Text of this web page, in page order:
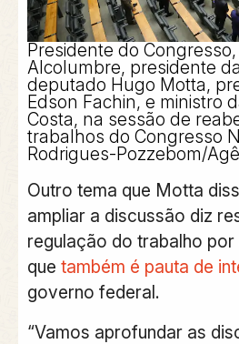
Presidente do
Alcolumbre, presidente
deputado Hugo Motta,
Edson Fachin, e ministro
Costa, na sessão de
trabalhos do Congresso
Rodrigues-Pozzebom/
Outro tema que Motta
ampliar a discussão diz
regulação do trabalho
que também é pauta de
governo federal.
“Vamos aprofundar as